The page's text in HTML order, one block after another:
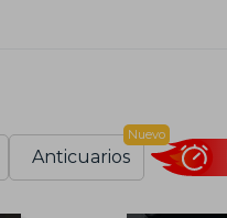
Anticuarios
Nuevo